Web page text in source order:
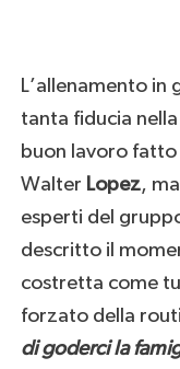
L’allenamento in
tanta fiducia
buon lavoro
Walter Lopez,
esperti del
descritto il
costretta come
forzato della
di goderci la